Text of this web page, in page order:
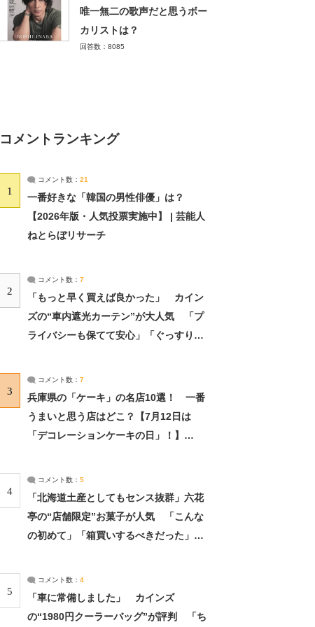
唯一無二の歌声だと思うボー
カリストは？
回答数：8085
コメントランキング
1
コメント数： 21
一番好きな「韓国の男性俳優」は？
【2026年版・人気投票実施中】 | 芸能人
ねとらぼリサーチ
2
コメント数： 7
「もっと早く買えば良かった」 カイン
ズの“車内遮光カーテン”が大人気 「プ
ライバシーも保てて安心」「ぐっすり眠
3
コメント数： 7
兵庫県の「ケーキ」の名店10選！ 一番
うまいと思う店はどこ？【7月12日は
「デコレーションケーキの日」！】
4
コメント数： 5
「北海道土産としてもセンス抜群」六花
亭の“店舗限定”お菓子が人気 「こんな
の初めて」「箱買いするべきだった」
5
コメント数： 4
「車に常備しました」 カインズ
の“1980円クーラーバッグ”が評判 「ち